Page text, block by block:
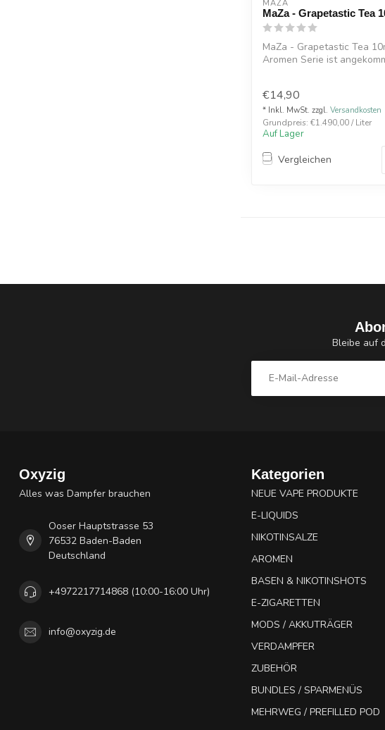
MAZA
MaZa - Grapetastic Tea
MaZa - Grapetastic Tea
Aromen Serie ist
€14,90
* Inkl. MwSt. zzgl. Versandkosten
Grundpreis: €1.490,00 / Liter
Auf Lager
Vergleichen
Bleibe auf
Oxyzig
Alles was Dampfer brauchen
Ooser Hauptstrasse 53
76532 Baden-Baden
Deutschland
+4972217714868 (10:00-16:00 Uhr)
info@oxyzig.de
Kategorien
NEUE VAPE PRODUKTE
E-LIQUIDS
NIKOTINSALZE
AROMEN
BASEN & NIKOTINSHOTS
E-ZIGARETTEN
MODS / AKKUTRÄGER
VERDAMPFER
ZUBEHÖR
BUNDLES / SPARMENÜS
MEHRWEG / PREFILLED POD